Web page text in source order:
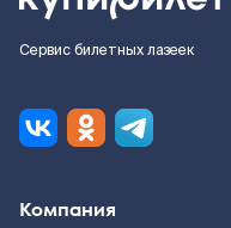
Сервис билетных лазеек
Компания